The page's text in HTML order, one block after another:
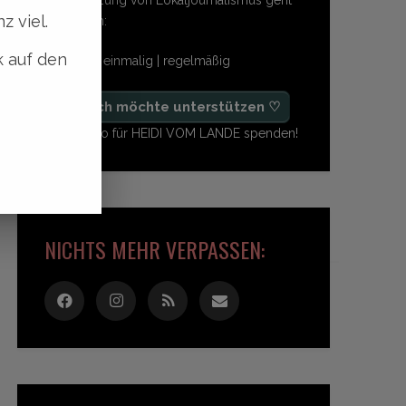
so einfach:
freiwillig | einmalig | regelmäßig
♡ Ja, ich möchte unterstützen ♡
Ab 1,- Euro für HEIDI VOM LANDE spenden!
NICHTS MEHR VERPASSEN:
viel.
auf den